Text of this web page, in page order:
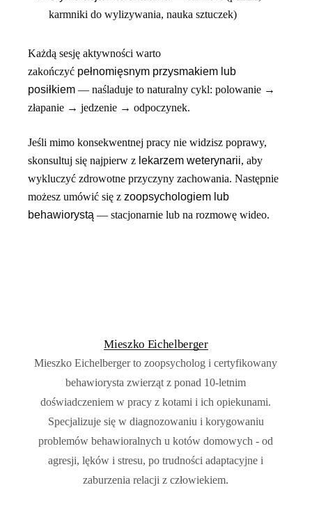
karmniki do wylizywania, nauka sztuczek)
Każdą sesję aktywności warto
zakończyć pełnomięsnym przysmakiem lub
posiłkiem — naśladuje to naturalny cykl: polowanie →
złapanie → jedzenie → odpoczynek.
Jeśli mimo konsekwentnej pracy nie widzisz poprawy,
skonsultuj się najpierw z lekarzem weterynarii, aby
wykluczyć zdrowotne przyczyny zachowania. Następnie
możesz umówić się zzoopsychologiem lub
behawiorystą — stacjonarnie lub na rozmowę wideo.
Mieszko Eichelberger
Mieszko Eichelberger to zoopsycholog i certyfikowany
behawiorysta zwierząt z ponad 10-letnim
doświadczeniem w pracy z kotami i ich opiekunami.
Specjalizuje się w diagnozowaniu i korygowaniu
problemów behawioralnych u kotów domowych - od
agresji, lęków i stresu, po trudności adaptacyjne i
zaburzenia relacji z człowiekiem.